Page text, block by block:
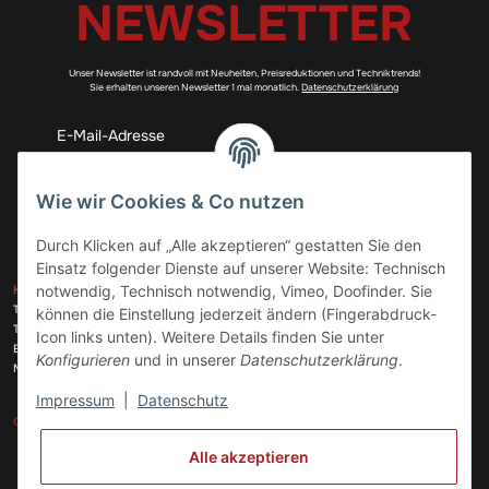
NEWSLETTER
Unser Newsletter ist randvoll mit Neuheiten, Preisreduktionen und Techniktrends!
Sie erhalten unseren Newsletter 1 mal monatlich.Datenschutzerklärung
Abonnieren
KONTAKT
Telefon:+49 (0)6074 816 08 0
Telefax:
+49 (0)6074 215 08 60
E-Mail:
info@meinhausgeraetedoc.de
Max Planck Str. 6 c, 63322 Rödermark
GESETZLICHE INFORMATIONEN
ZAHLUNGSARTEN
VERSANDARTEN
Wie wir Cookies & Co nutzen
Durch Klicken auf „Alle akzeptieren“ gestatten Sie den
Einsatz folgender Dienste auf unserer Website: Technisch
notwendig, Technisch notwendig, Vimeo, Doofinder. Sie
können die Einstellung jederzeit ändern (Fingerabdruck-
Icon links unten). Weitere Details finden Sie unter
Konfigurieren und in unserer Datenschutzerklärung.
Impressum Datenschutz
Alle akzeptieren